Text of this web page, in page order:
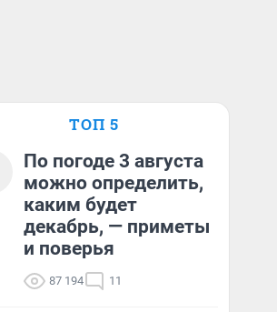
ТОП 5
По погоде 3 августа
можно определить,
каким будет
декабрь, — приметы
и поверья
87 194 11